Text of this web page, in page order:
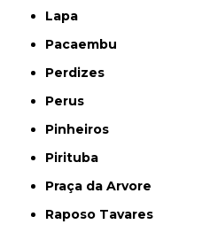
Lapa
Pacaembu
Perdizes
Perus
Pinheiros
Pirituba
Praça da Arvore
Raposo Tavares